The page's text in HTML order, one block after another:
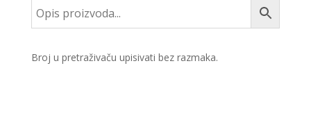
Broj u pretraživaču upisivati bez razmaka.